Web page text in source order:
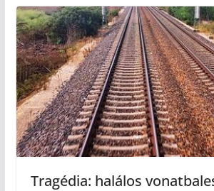
Tragédia: halálos